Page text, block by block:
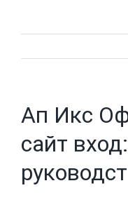
Ап Икс
сайт